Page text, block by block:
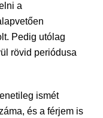
a
Pedig utólag
rövid periódusa
ismét
és a férjem is